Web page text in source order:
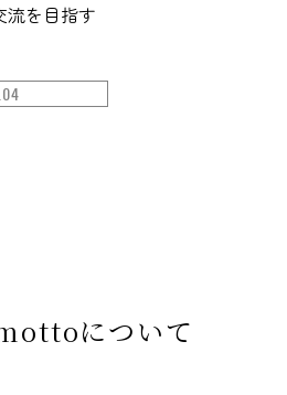
流を目指す
について